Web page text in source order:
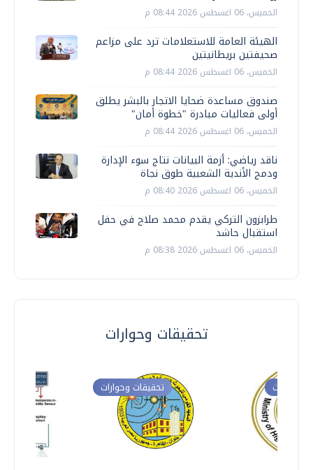
الخميس، 06 اغسطس 2026 08:44 م
الهيئة العامة للاستعلامات ترد على مزاعم
صحيفتين بريطانيتين
الخميس، 06 اغسطس 2026 08:44 م
صندوق مساعدة ضحايا الاتجار بالبشر يطلق
أولى فعاليات مبادرة "خطوة أمان"
الخميس، 06 اغسطس 2026 08:44 م
ناقد رياضي: أزمة البيانات نتاج سوء الإدارة
ودمج الأندية الشعبية طوق نجاة
الخميس، 06 اغسطس 2026 08:40 م
طرابزون التركي يقدم محمد صلاح في حفل
استقبال حاشد
الخميس، 06 اغسطس 2026 08:38 م
تحقيقات وحوارات
تحقيقات وحوارات وحوارات